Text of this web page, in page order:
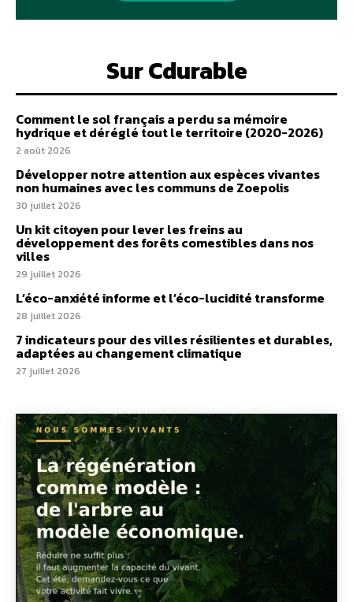
Sur Cdurable
Comment le sol français a perdu sa mémoire
hydrique et déréglé tout le territoire (2020-2026)
2 août 2026
Développer notre attention aux espèces vivantes
non humaines avec les communs de Zoepolis
30 juillet 2026
Un kit citoyen pour lever les freins au
développement des forêts comestibles dans nos
villes
29 juillet 2026
L’éco-anxiété informe et l’éco-lucidité transforme
28 juillet 2026
7 indicateurs pour des villes résilientes et durables,
adaptées au changement climatique
27 juillet 2026